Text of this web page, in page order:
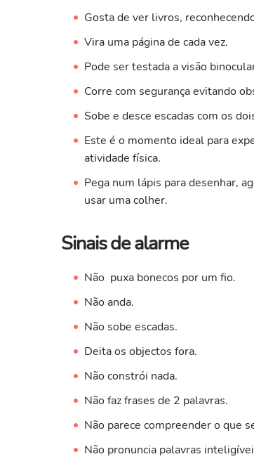
Gosta de ver livros,
Vira uma página de cada vez.
Pode ser testada a visão
Corre com segurança evitando
Sobe e desce escadas com os
Este é o momento ideal para
atividade física.
Pega num lápis para desenhar,
usar uma colher.
Sinais de alarme
Não puxa bonecos por um fio.
Não anda.
Não sobe escadas.
Deita os objectos fora.
Não constrói nada.
Não faz frases de 2 palavras.
Não parece compreender o que
Não pronuncia palavras